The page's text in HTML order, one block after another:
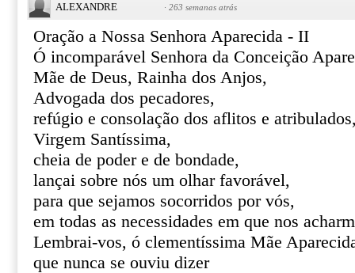
ALEXANDRE · 263 semanas atrás
Oração a Nossa Senhora Aparecida - II
Ó incomparável Senhora da Conceição
Mãe de Deus, Rainha dos Anjos,
Advogada dos pecadores,
refúgio e consolação dos aflitos e
Virgem Santíssima,
cheia de poder e de bondade,
lançai sobre nós um olhar favorável,
para que sejamos socorridos por vós,
em todas as necessidades em que nos
Lembrai-vos, ó clementíssima Mãe
que nunca se ouviu dizer